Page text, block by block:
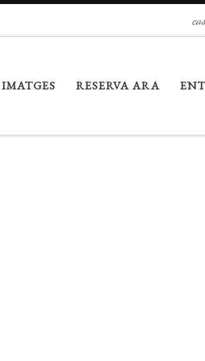
IMATGES RESERVA ARA